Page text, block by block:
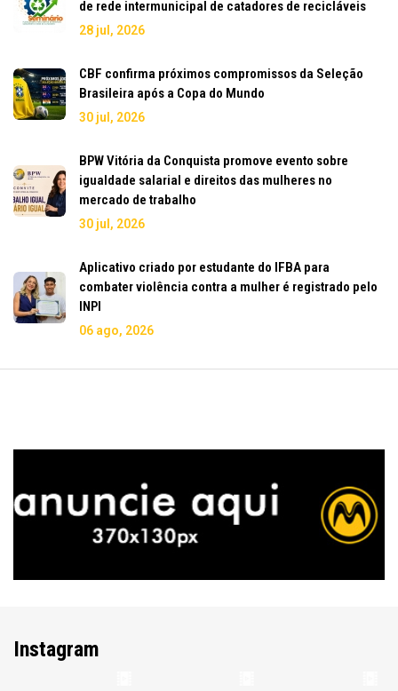
de rede intermunicipal de catadores de recicláveis
28 jul, 2026
CBF confirma próximos compromissos da Seleção
Brasileira após a Copa do Mundo
30 jul, 2026
BPW Vitória da Conquista promove evento sobre
igualdade salarial e direitos das mulheres no
mercado de trabalho
30 jul, 2026
Aplicativo criado por estudante do IFBA para
combater violência contra a mulher é registrado pelo
INPI
06 ago, 2026
Instagram